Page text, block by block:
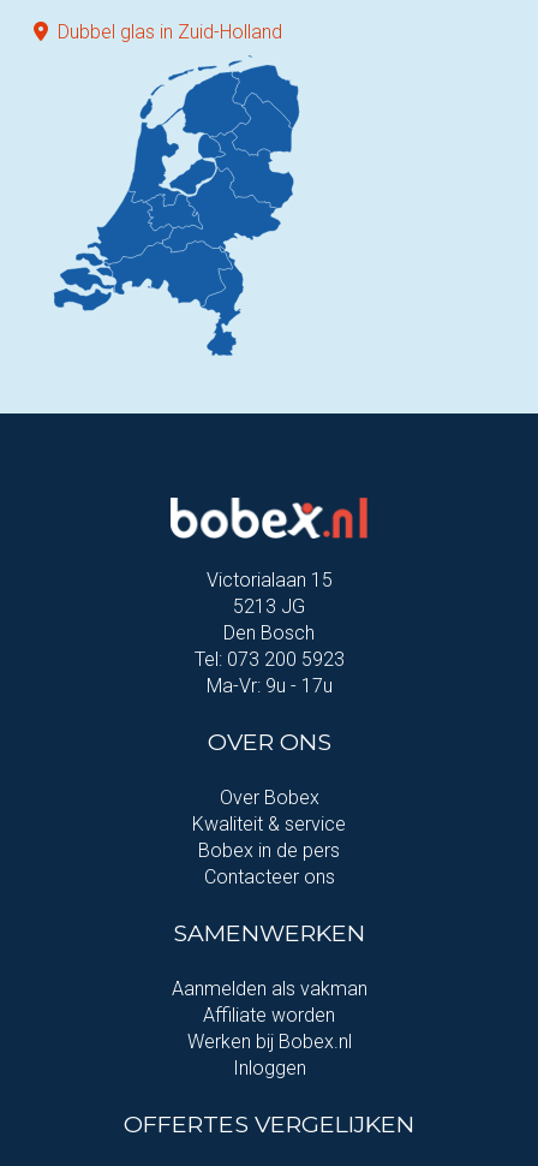
Dubbel glas in Zuid-Holland
Victorialaan 15
5213 JG
Den Bosch
Tel: 073 200 5923
Ma-Vr: 9u - 17u
OVER ONS
Over Bobex
Kwaliteit & service
Bobex in de pers
Contacteer ons
SAMENWERKEN
Aanmelden als vakman
Affiliate worden
Werken bij Bobex.nl
Inloggen
OFFERTES VERGELIJKEN